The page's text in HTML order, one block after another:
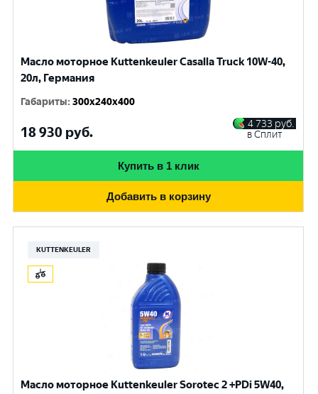
Масло моторное Kuttenkeuler Casalla Truck 10W-40,
20л, Германия
Габариты:300x240x400
18 930 руб.
4 733 руб.
в Сплит
Купить в 1 клик
Добавить в корзину
KUTTENKEULER
Масло моторное Kuttenkeuler Sorotec 2 +PDi 5W40,